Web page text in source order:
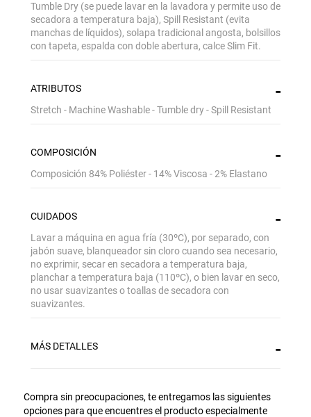
Tumble Dry (se puede lavar en la lavadora y permite uso de
secadora a temperatura baja), Spill Resistant (evita
manchas de líquidos), solapa tradicional angosta, bolsillos
con tapeta, espalda con doble abertura, calce Slim Fit.
ATRIBUTOS
Stretch - Machine Washable - Tumble dry - Spill Resistant
COMPOSICIÓN
Composición 84% Poliéster - 14% Viscosa - 2% Elastano
CUIDADOS
Lavar a máquina en agua fría (30ºC), por separado, con
jabón suave, blanqueador sin cloro cuando sea necesario,
no exprimir, secar en secadora a temperatura baja,
planchar a temperatura baja (110ºC), o bien lavar en seco,
no usar suavizantes o toallas de secadora con
suavizantes.
MÁS DETALLES
Compra sin preocupaciones, te entregamos las siguientes
opciones para que encuentres el producto especialmente
Gracias por inscribirte!
Aquí esta tu cupón, usalo en tu siguiente
compra. Valido por 72 hrs.